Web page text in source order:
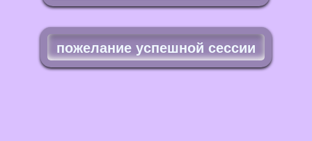
пожелание успешной сессии